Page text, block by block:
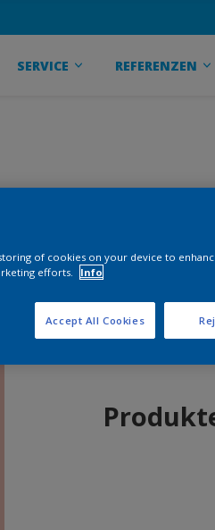
SERVICE REFERENZEN
of cookies on your device to
efforts.
Info
Accept All Cookies